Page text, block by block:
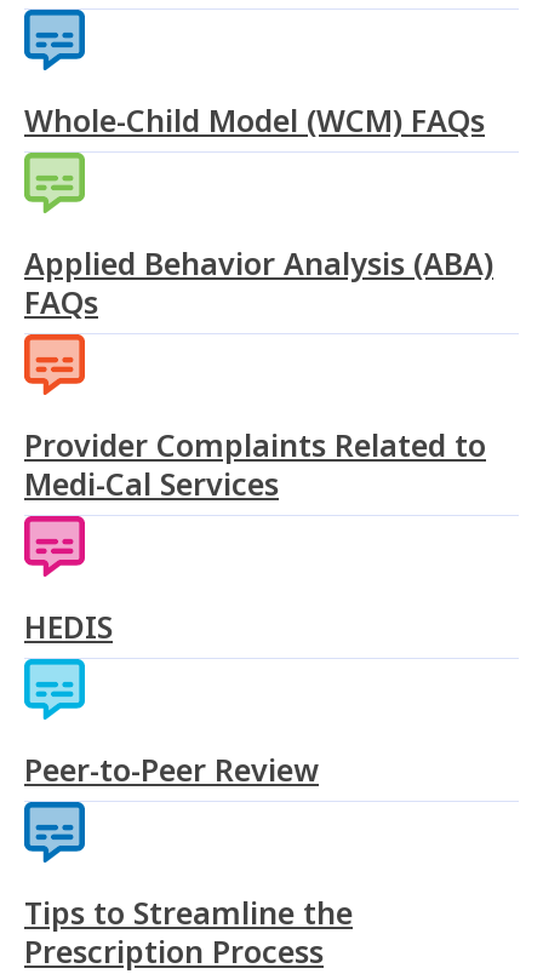
Whole-Child Model (WCM) FAQs
Applied Behavior Analysis (ABA)
FAQs
Provider Complaints Related to
Medi-Cal Services
HEDIS
Peer-to-Peer Review
Tips to Streamline the
Prescription Process